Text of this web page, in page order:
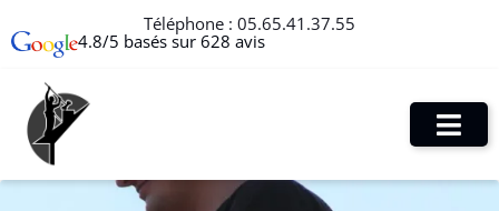
Téléphone : 05.65.41.37.55
4.8/5 basés sur 628 avis